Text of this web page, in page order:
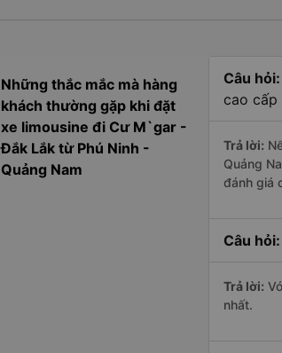
Những thắc mắc mà hàng
khách thường gặp khi đặt
xe limousine đi Cư M`gar -
Đắk Lắk từ Phú Ninh -
Quảng Nam
Câu hỏi:
cao cấp
Trả lời:
Quảng
đánh giá
Câu hỏi:
Trả lời:
nhất.